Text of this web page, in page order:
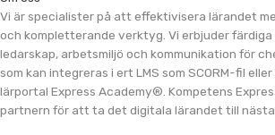
Vi är specialister på att effektivisera lärandet
och kompletterande verktyg. Vi erbjuder färdiga
ledarskap, arbetsmiljö och kommunikation för
som kan integreras i ert LMS som SCORM-fil
lärportal Express Academy®. Kompetens
partnern för att ta det digitala lärandet till nästa